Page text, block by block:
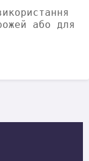
або для